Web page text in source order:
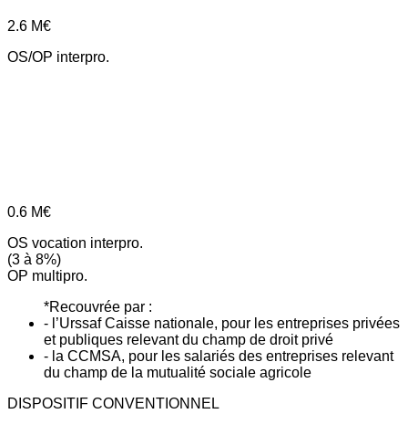
2.6 M€
OS/OP interpro.
0.6 M€
OS vocation interpro.
(3 à 8%)
OP multipro.
*Recouvrée par :
- l’Urssaf Caisse nationale, pour les entreprises privées
et publiques relevant du champ de droit privé
- la CCMSA, pour les salariés des entreprises relevant
du champ de la mutualité sociale agricole
DISPOSITIF CONVENTIONNEL